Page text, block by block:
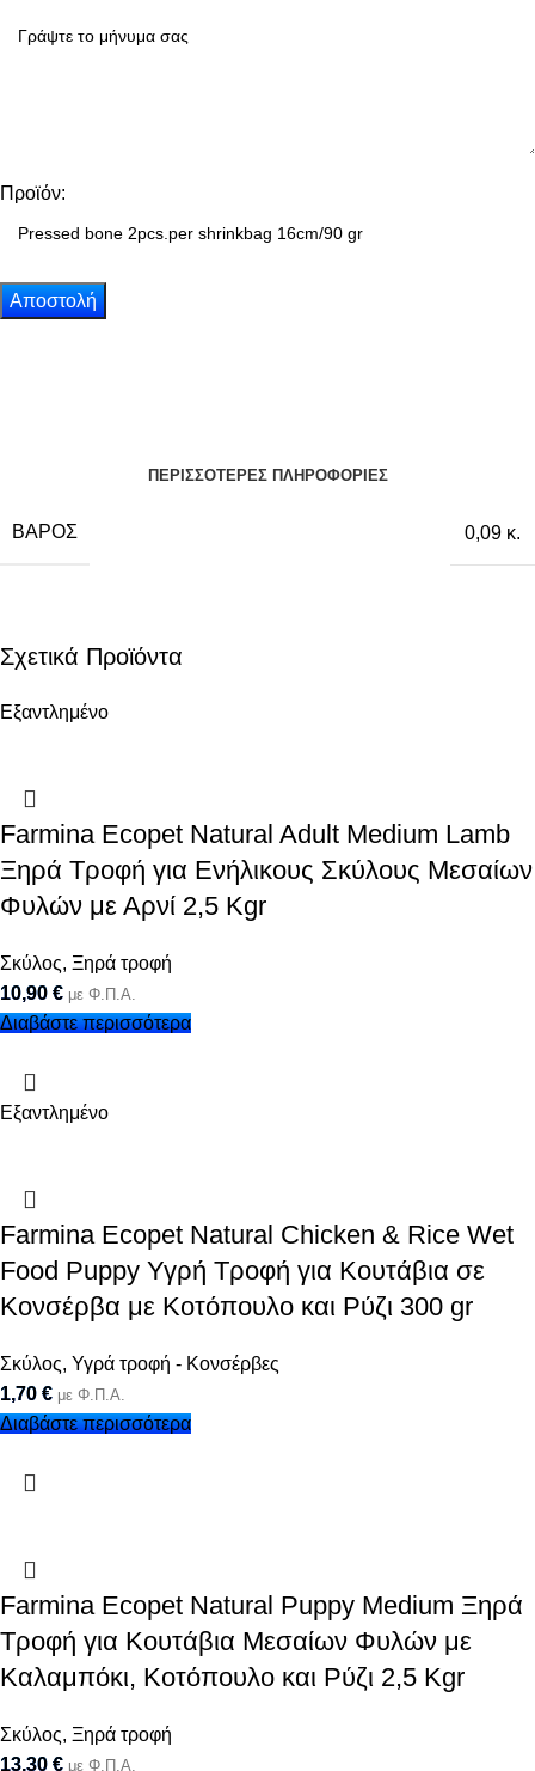
Προϊόν:
ΠΕΡΙΣΣΟΤΕΡΕΣ ΠΛΗΡΟΦΟΡΙΕΣ
ΒΆΡΟΣ 0,09 κ.
Σχετικά Προϊόντα
Εξαντλημένο
Farmina Ecopet Natural Adult Medium Lamb
Ξηρά Τροφή για Ενήλικους Σκύλους Μεσαίων
Φυλών με Αρνί 2,5 Kgr
Σκύλος, Ξηρά τροφή
10,90 € με Φ.Π.Α.
Διαβάστε περισσότερα
Εξαντλημένο
Farmina Ecopet Natural Chicken & Rice Wet
Food Puppy Υγρή Τροφή για Κουτάβια σε
Κονσέρβα με Κοτόπουλο και Ρύζι 300 gr
Σκύλος, Υγρά τροφή - Κονσέρβες
1,70 € με Φ.Π.Α.
Διαβάστε περισσότερα
Farmina Ecopet Natural Puppy Medium Ξηρά
Τροφή για Κουτάβια Μεσαίων Φυλών με
Καλαμπόκι, Κοτόπουλο και Ρύζι 2,5 Kgr
Σκύλος, Ξηρά τροφή
13,30 € με Φ.Π.Α.